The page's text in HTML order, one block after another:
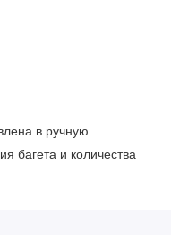
в ручную.
багета и количества